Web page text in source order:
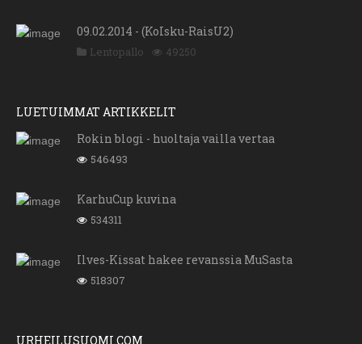
09.02.2014 - (KoIsku-RaisU2)
Lentopallo 49250
LUETUIMMAT ARTIKKELIT
Rokin blogi - huoltaja vailla vertaa
546493
KarhuCup kuvina
534311
Ilves-Kissat hakee revanssia MuSasta
518307
URHEILUSUOMI.COM